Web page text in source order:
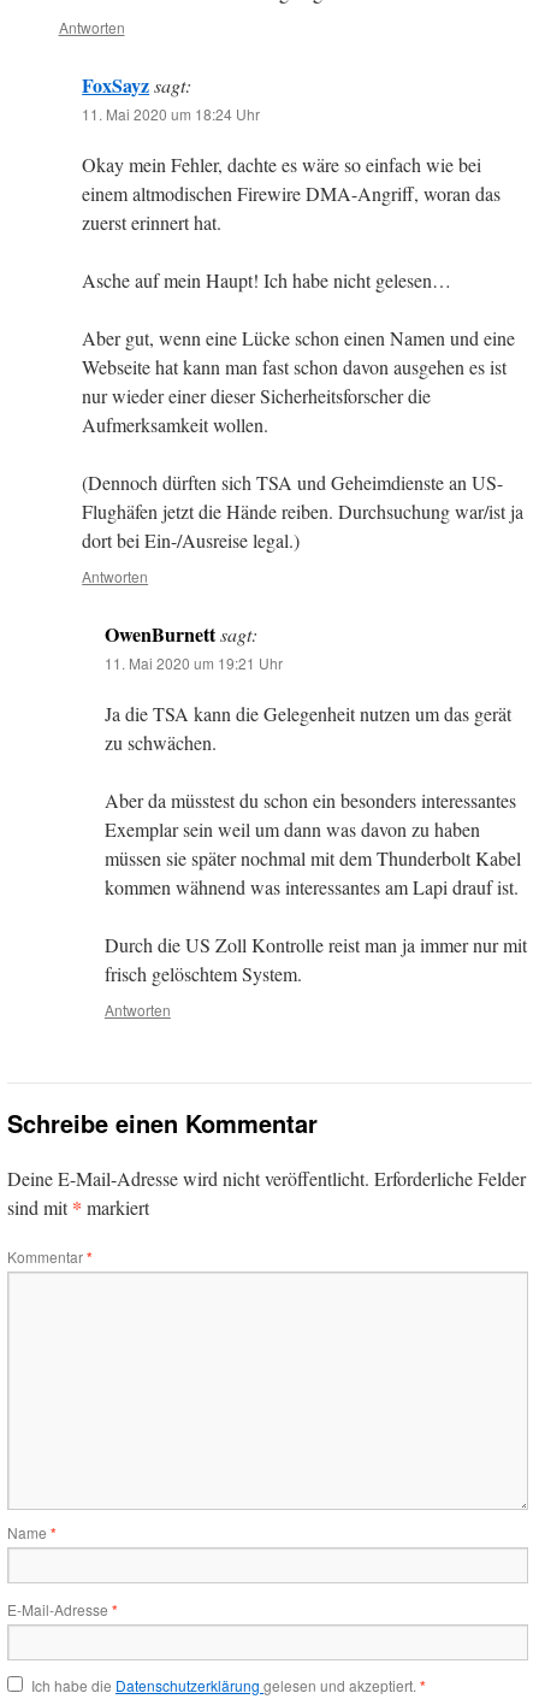
Antworten
FoxSayzsagt:
11. Mai 2020 um 18:24 Uhr
Okay mein Fehler, dachte es wäre so einfach wie bei
einem altmodischen Firewire DMA-Angriff, woran das
zuerst erinnert hat.
Asche auf mein Haupt! Ich habe nicht gelesen…
Aber gut, wenn eine Lücke schon einen Namen und eine
Webseite hat kann man fast schon davon ausgehen es ist
nur wieder einer dieser Sicherheitsforscher die
Aufmerksamkeit wollen.
(Dennoch dürften sich TSA und Geheimdienste an US-
Flughäfen jetzt die Hände reiben. Durchsuchung war/ist ja
dort bei Ein-/Ausreise legal.)
Antworten
OwenBurnettsagt:
11. Mai 2020 um 19:21 Uhr
Ja die TSA kann die Gelegenheit nutzen um das gerät
zu schwächen.
Aber da müsstest du schon ein besonders interessantes
Exemplar sein weil um dann was davon zu haben
müssen sie später nochmal mit dem Thunderbolt Kabel
kommen wähnend was interessantes am Lapi drauf ist.
Durch die US Zoll Kontrolle reist man ja immer nur mit
frisch gelöschtem System.
Antworten
Schreibe einen Kommentar
Deine E-Mail-Adresse wird nicht veröffentlicht. Erforderliche Felder
sind mit* markiert
Kommentar*
Name *
E-Mail-Adresse *
Ich habe die Datenschutzerklärung gelesen und akzeptiert. *